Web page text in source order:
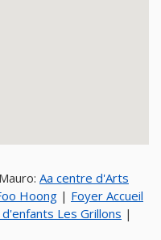
Aa centre d'Arts
Hoong | Foyer Accueil
d'enfants Les Grillons |